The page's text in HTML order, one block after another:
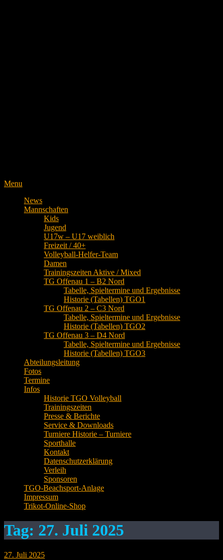
Menu
News
Mannschaften
Kids
Jugend
U17w – U17 weiblich
Freizeit / 40+
Volleyball-Helfer-Team
Damen
Trainingszeiten Aktive / Mixed
TG Offenau 1 – B2 Nord
Tabelle, Spieltermine und Ergebnisse
Historie (Tabellen) TGO1
TG Offenau 2 – C3 Nord
Tabelle, Spieltermine und Ergebnisse
Historie (Tabellen) TGO2
TG Offenau 3 – D4 Nord
Tabelle, Spieltermine und Ergebnisse
Historie (Tabellen) TGO3
Abteilungsleitung
Fotos
Termine
Infos
Historie TGO Volleyball
Trainingszeiten
Presse & Berichte
Service & Downloads
Turniere Historie – Turniere
Sporthalle
Kontakt
Datenschutzerklärung
Verleih
Sponsoren
TGO-Beachsport-Anlage
Impressum
Trikot-Online-Shop
Tag: 27. Juli 2025
27. Juli 2025